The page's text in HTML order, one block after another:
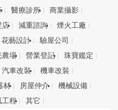
醫療診所
商業攝影
店 減重諮詢
煙火工廠
花藝設計
驗屋公司
農場 營業登記
珠寶鑑定
汽車改裝
機車改裝
材 房屋仲介
機械設備
工程 其它